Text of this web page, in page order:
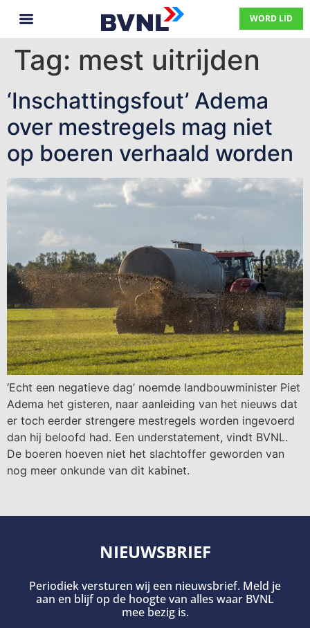
WORD LID
Tag: mest uitrijden
‘Inschattingsfout’ Adema
over mestregels mag niet
op boeren verhaald worden
‘Echt een negatieve dag’ noemde landbouwminister Piet
Adema het gisteren, naar aanleiding van het nieuws dat
er toch eerder strengere mestregels worden ingevoerd
dan hij beloofd had. Een understatement, vindt BVNL.
De boeren hoeven niet het slachtoffer geworden van
nog meer onkunde van dit kabinet.
NIEUWSBRIEF
Periodiek versturen wij een nieuwsbrief. Meld je
aan en blijf op de hoogte van alles waar BVNL
mee bezig is.